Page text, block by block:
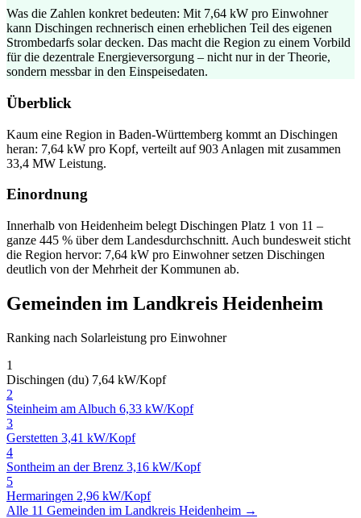
Was die Zahlen konkret bedeuten: Mit 7,64 kW pro Einwohner
kann Dischingen rechnerisch einen erheblichen Teil des eigenen
Strombedarfs solar decken. Das macht die Region zu einem Vorbild
für die dezentrale Energieversorgung – nicht nur in der Theorie,
sondern messbar in den Einspeisedaten.
Überblick
Kaum eine Region in Baden-Württemberg kommt an Dischingen
heran: 7,64 kW pro Kopf, verteilt auf 903 Anlagen mit zusammen
33,4 MW Leistung.
Einordnung
Innerhalb von Heidenheim belegt Dischingen Platz 1 von 11 –
ganze 445 % über dem Landesdurchschnitt. Auch bundesweit sticht
die Region hervor: 7,64 kW pro Einwohner setzen Dischingen
deutlich von der Mehrheit der Kommunen ab.
Gemeinden im Landkreis Heidenheim
Ranking nach Solarleistung pro Einwohner
1
Dischingen (du) 7,64 kW/Kopf
2
Steinheim am Albuch 6,33 kW/Kopf
3
Gerstetten 3,41 kW/Kopf
4
Sontheim an der Brenz 3,16 kW/Kopf
5
Hermaringen 2,96 kW/Kopf
Alle 11 Gemeinden im Landkreis Heidenheim →